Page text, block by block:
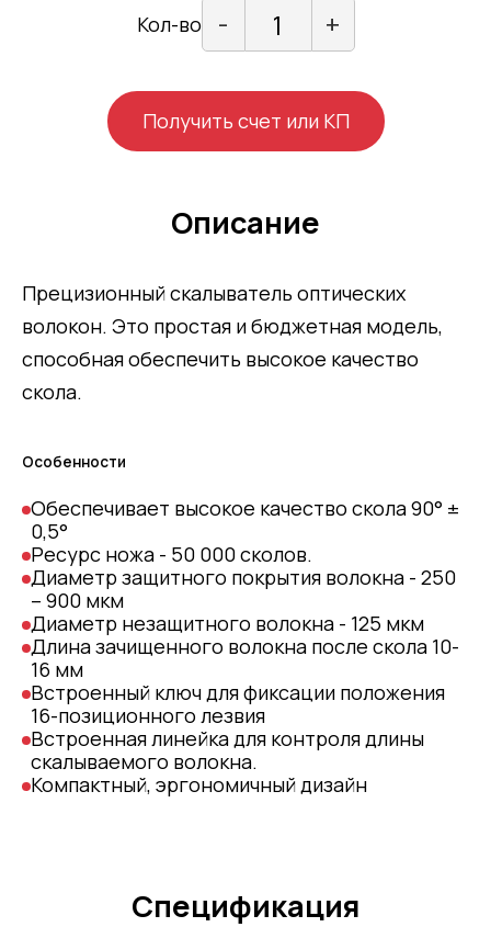
Кол-во - +
Получить счет или КП
Описание
Прецизионный скалыватель оптических
волокон. Это простая и бюджетная модель,
способная обеспечить высокое качество
скола.
Особенности
Обеспечивает высокое качество скола 90° ±
0,5°
Ресурс ножа - 50 000 сколов.
Диаметр защитного покрытия волокна - 250
– 900 мкм
Диаметр незащитного волокна - 125 мкм
Длина зачищенного волокна после скола 10-
16 мм
Встроенный ключ для фиксации положения
16-позиционного лезвия
Встроенная линейка для контроля длины
скалываемого волокна.
Компактный, эргономичный дизайн
Спецификация